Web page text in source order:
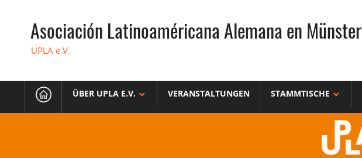
springenAsociación Latinoaméricana Alemana en Münster
UPLA e.V.
ÜBER UPLA E.V. VERANSTALTUNGEN STAMMTISCHE